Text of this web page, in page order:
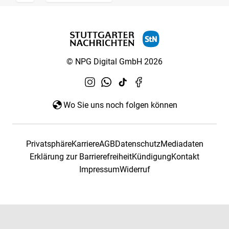
© NPG Digital GmbH 2026
Wo Sie uns noch folgen können
PrivatsphäreKarriereAGBDatenschutzMediadaten
Erklärung zur BarrierefreiheitKündigungKontakt
ImpressumWiderruf